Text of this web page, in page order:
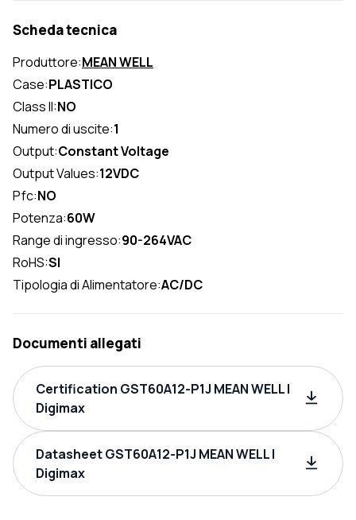
Scheda tecnica
Produttore:MEAN WELL
Case:PLASTICO
Class II:NO
Numero di uscite:1
Output:Constant Voltage
Output Values:12VDC
Pfc:NO
Potenza:60W
Range di ingresso:90-264VAC
RoHS:SI
Tipologia di Alimentatore:AC/DC
Documenti allegati
Certification GST60A12-P1J MEAN WELL |
Digimax
Datasheet GST60A12-P1J MEAN WELL |
Digimax